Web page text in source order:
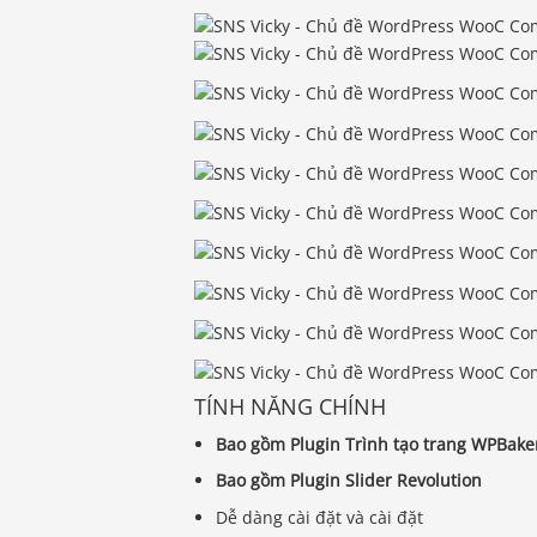
TÍNH NĂNG CHÍNH
Bao gồm Plugin Trình tạo trang
Bao gồm Plugin Slider Revolution
Dễ dàng cài đặt và cài đặt